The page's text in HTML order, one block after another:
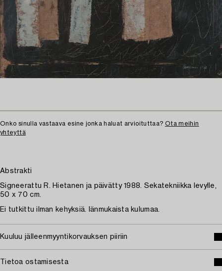
Onko sinulla vastaava esine jonka haluat arvioituttaa? Ota meihin
yhteyttä
Abstrakti
Signeerattu R. Hietanen ja päivätty 1988. Sekatekniikka levylle,
50 x 70 cm.
Ei tutkittu ilman kehyksiä. Iänmukaista kulumaa.
Kuuluu jälleenmyyntikorvauksen piiriin
Tietoa ostamisesta